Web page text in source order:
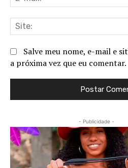
Salve meu nome, e-mail e
a próxima vez que eu comentar.
- Publicidade -